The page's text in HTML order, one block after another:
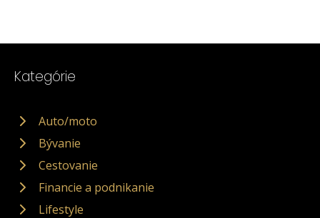
Kategórie
Auto/moto
Bývanie
Cestovanie
Financie a podnikanie
Lifestyle